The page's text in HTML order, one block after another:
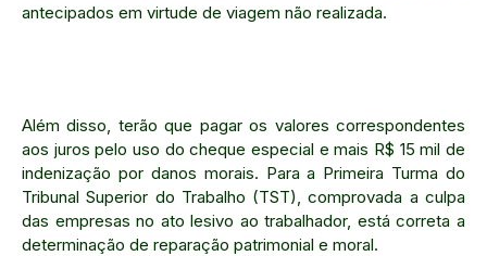
antecipados em virtude de viagem não realizada.
Além disso, terão que pagar os valores correspondentes
aos juros pelo uso do cheque especial e mais R$ 15 mil de
indenização por danos morais. Para a Primeira Turma do
Tribunal Superior do Trabalho (TST), comprovada a culpa
das empresas no ato lesivo ao trabalhador, está correta a
determinação de reparação patrimonial e moral.